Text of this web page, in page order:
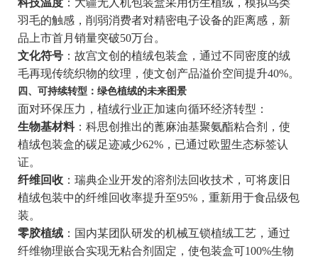
科技温度：大疆无人机包装盒采用仿生植绒，模拟鸟类
羽毛的触感，削弱消费者对精密电子设备的距离感，新
品上市首月销量突破50万台。
文化符号：故宫文创的植绒包装盒，通过不同密度的绒
毛再现传统织物的纹理，使文创产品溢价空间提升40%。
四、可持续转型：绿色植绒的未来图景
面对环保压力，植绒行业正加速向循环经济转型：
生物基材料：科思创推出的蓖麻油基聚氨酯粘合剂，使
植绒包装盒的碳足迹减少62%，已通过欧盟生态标签认
证。
纤维回收：瑞典企业开发的溶剂法回收技术，可将废旧
植绒包装中的纤维回收率提升至95%，重新用于食品级包
装。
零胶植绒：国内某团队研发的机械互锁植绒工艺，通过
纤维物理嵌合实现无粘合剂固定，使包装盒可100%生物